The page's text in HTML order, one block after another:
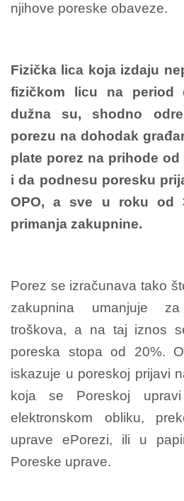
njihove poreske obaveze.
Fizička lica koja izdaju
fizičkom licu na period
dužna su, shodno
porezu na dohodak
plate porez na prihode
i da podnesu poresku
OPO, a sve u roku od
primanja zakupnine.
Porez se izračunava tako
zakupnina umanjuje
troškova, a na taj iznos
poreska stopa od 20%.
iskazuje u poreskoj prijavi
koja se Poreskoj
elektronskom obliku,
uprave ePorezi, ili u
Poreske uprave.